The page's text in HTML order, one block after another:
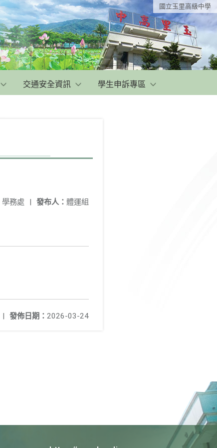
國立玉里高級中學
交通安全資訊 學生申訴專區
發布人： 體運組
學務處 |
發佈日期： 2026-03-24
|